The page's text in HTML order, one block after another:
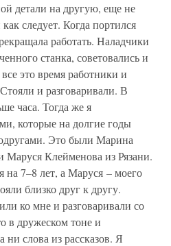
детали на другую, еще не
следует. Когда портился
работать. Наладчики
станка, советовались и
это время работники и
и разговаривали. В
часа. Тогда же я
которые на долгие годы
Это были Марина
Клейменова из Рязани.
7–8 лет, а Маруся – моего
близко друг к другу.
ко мне и разговаривали со
в дружеском тоне и
слова из рассказов. Я